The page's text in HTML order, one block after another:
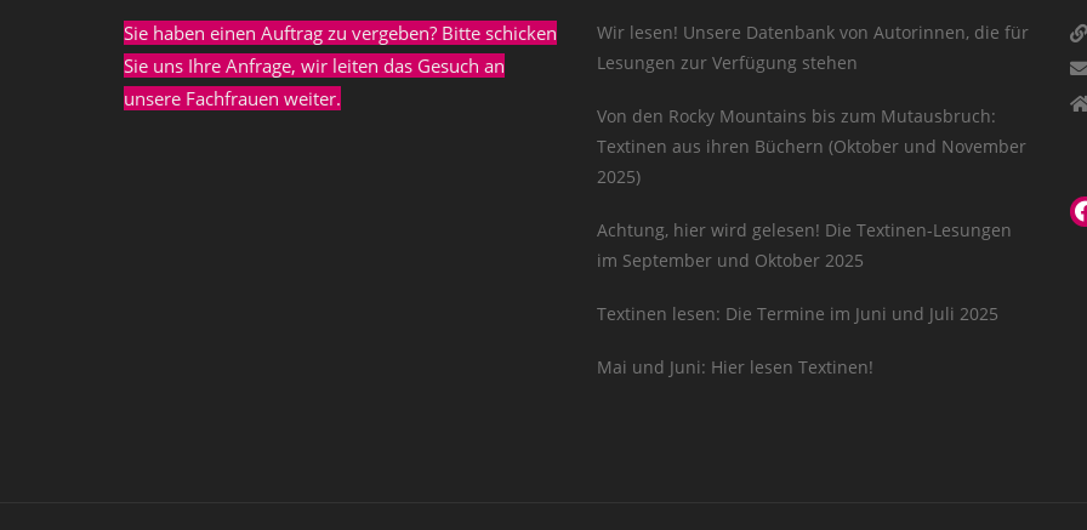
Sie haben einen Auftrag zu vergeben? Bitte schicken
Sie uns Ihre Anfrage, wir leiten das Gesuch an
unsere Fachfrauen weiter.
Wir lesen! Unsere Datenbank von Autorinnen, die für
Lesungen zur Verfügung stehen
Von den Rocky Mountains bis zum Mutausbruch:
Textinen aus ihren Büchern (Oktober und November
2025)
Achtung, hier wird gelesen! Die Textinen-Lesungen
im September und Oktober 2025
Textinen lesen: Die Termine im Juni und Juli 2025
Mai und Juni: Hier lesen Textinen!